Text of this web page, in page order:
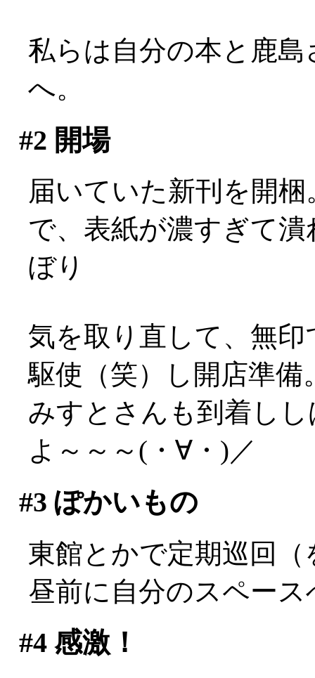
私らは自分の本と鹿
へ。
#2 開場
届いていた新刊を開梱
で、表紙が濃すぎて
ぼり
気を取り直して、無
駆使（笑）し開店準備
みすとさんも到着し
よ～～～(・∀・)／
#3 ぽかいもの
東館とかで定期巡回（
昼前に自分のスペース
#4感激！